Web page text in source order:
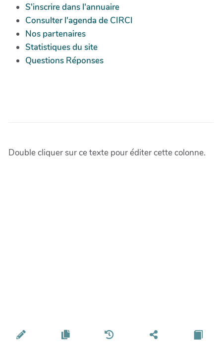
S'inscrire dans l'annuaire
Consulter l'agenda de CIRCI
Nos partenaires
Statistiques du site
Questions Réponses
Double cliquer sur ce texte pour éditer cette colonne.